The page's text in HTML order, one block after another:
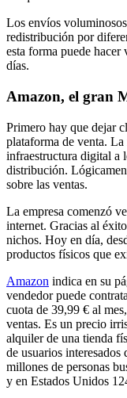
Los envíos
redistribución por
esta forma puede hacer
días.
Amazon, el gran
Primero hay que dejar
plataforma de venta.
infraestructura digital a
distribución.
sobre las ventas.
La empresa comenzó
internet. Gracias al
nichos. Hoy en día,
productos físicos que
Amazon indica en su
vendedor puede
cuota de 39,99 € al
ventas. Es un precio
alquiler de una tienda
de usuarios
millones de personas
y en Estados Unidos